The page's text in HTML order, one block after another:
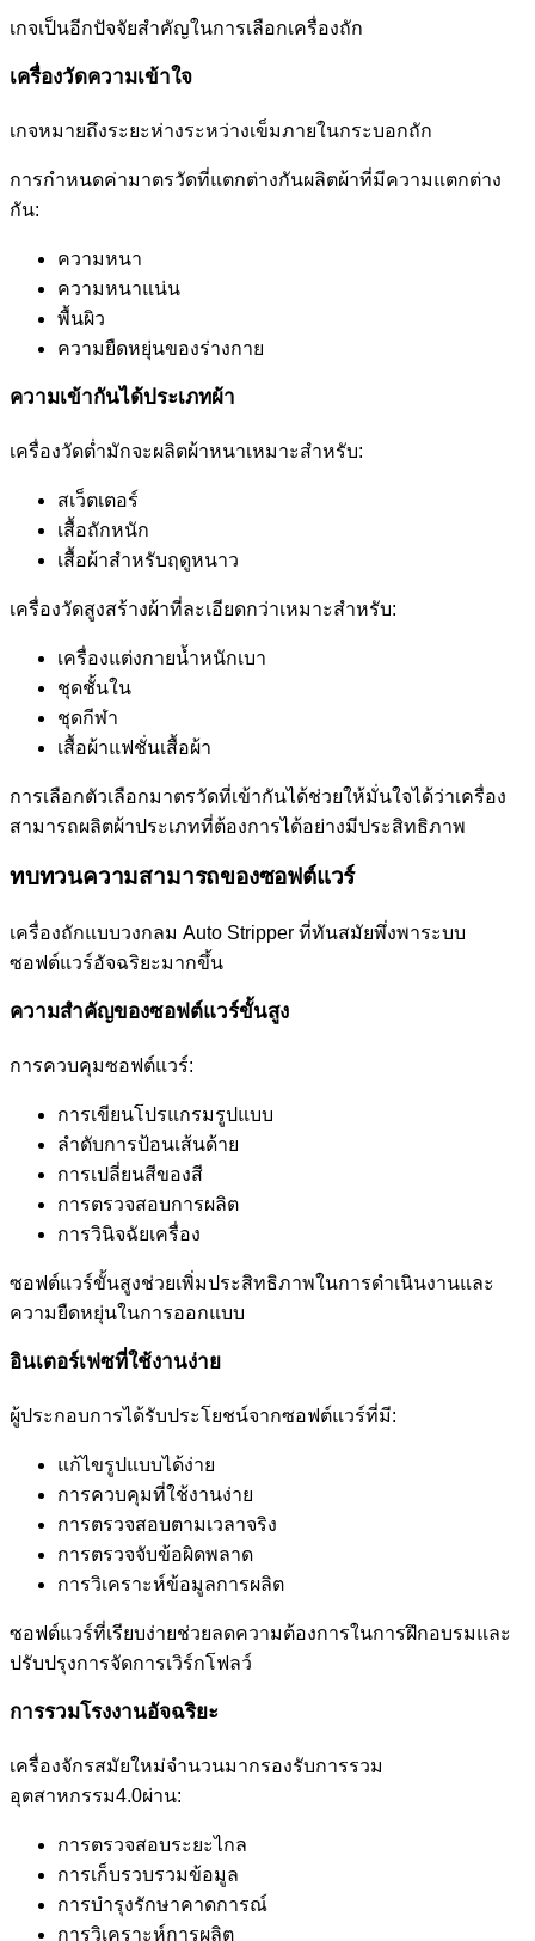
เกจเป็นอีกปัจจัยสำคัญในการเลือกเครื่องถัก
เครื่องวัดความเข้าใจ
เกจหมายถึงระยะห่างระหว่างเข็มภายในกระบอกถัก
การกำหนดค่ามาตรวัดที่แตกต่างกันผลิตผ้าที่มีความแตกต่าง
กัน:
ความหนา
ความหนาแน่น
พื้นผิว
ความยืดหยุ่นของร่างกาย
ความเข้ากันได้ประเภทผ้า
เครื่องวัดต่ำมักจะผลิตผ้าหนาเหมาะสำหรับ:
สเว็ตเตอร์
เสื้อถักหนัก
เสื้อผ้าสำหรับฤดูหนาว
เครื่องวัดสูงสร้างผ้าที่ละเอียดกว่าเหมาะสำหรับ:
เครื่องแต่งกายน้ำหนักเบา
ชุดชั้นใน
ชุดกีฬา
เสื้อผ้าแฟชั่นเสื้อผ้า
การเลือกตัวเลือกมาตรวัดที่เข้ากันได้ช่วยให้มั่นใจได้ว่าเครื่อง
สามารถผลิตผ้าประเภทที่ต้องการได้อย่างมีประสิทธิภาพ
ทบทวนความสามารถของซอฟต์แวร์
เครื่องถักแบบวงกลม Auto Stripper ที่ทันสมัยพึ่งพาระบบ
ซอฟต์แวร์อัจฉริยะมากขึ้น
ความสำคัญของซอฟต์แวร์ขั้นสูง
การควบคุมซอฟต์แวร์:
การเขียนโปรแกรมรูปแบบ
ลำดับการป้อนเส้นด้าย
การเปลี่ยนสีของสี
การตรวจสอบการผลิต
การวินิจฉัยเครื่อง
ซอฟต์แวร์ขั้นสูงช่วยเพิ่มประสิทธิภาพในการดำเนินงานและ
ความยืดหยุ่นในการออกแบบ
อินเตอร์เฟซที่ใช้งานง่าย
ผู้ประกอบการได้รับประโยชน์จากซอฟต์แวร์ที่มี:
แก้ไขรูปแบบได้ง่าย
การควบคุมที่ใช้งานง่าย
การตรวจสอบตามเวลาจริง
การตรวจจับข้อผิดพลาด
การวิเคราะห์ข้อมูลการผลิต
ซอฟต์แวร์ที่เรียบง่ายช่วยลดความต้องการในการฝึกอบรมและ
ปรับปรุงการจัดการเวิร์กโฟลว์
การรวมโรงงานอัจฉริยะ
เครื่องจักรสมัยใหม่จำนวนมากรองรับการรวม
อุตสาหกรรม4.0ผ่าน:
การตรวจสอบระยะไกล
การเก็บรวบรวมข้อมูล
การบำรุงรักษาคาดการณ์
การวิเคราะห์การผลิต